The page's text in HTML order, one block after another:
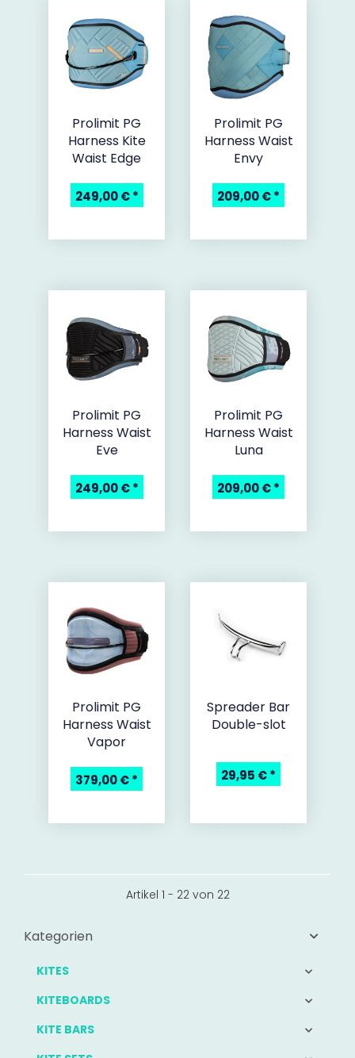
Prolimit PG
Harness Kite
Waist Edge
249,00 €*
Prolimit PG
Harness Waist
Envy
209,00 €*
Prolimit PG
Harness Waist
Eve
249,00 €*
Prolimit PG
Harness Waist
Luna
209,00 €*
Prolimit PG
Harness Waist
Vapor
379,00 €*
Spreader Bar
Double-slot
29,95 €*
Artikel 1 - 22 von 22
Kategorien
KITES
KITEBOARDS
KITE BARS